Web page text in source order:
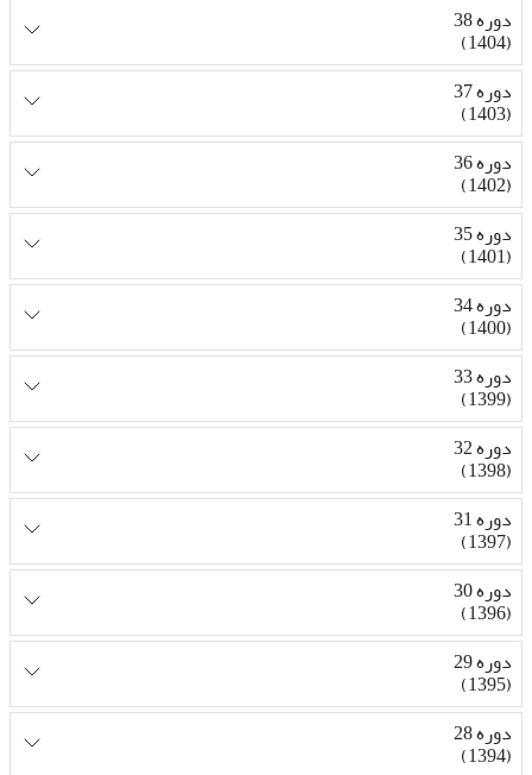
دوره 38
(1404)
دوره 37
(1403)
دوره 36
(1402)
دوره 35
(1401)
دوره 34
(1400)
دوره 33
(1399)
دوره 32
(1398)
دوره 31
(1397)
دوره 30
(1396)
دوره 29
(1395)
دوره 28
(1394)